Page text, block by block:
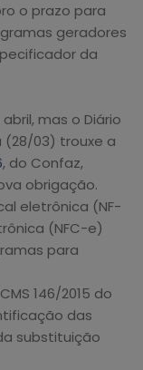
o prazo para
geradores
da
mas o Diário
(28/03) trouxe a
, do Confaz,
obrigação.
eletrônica (NF-
(NFC-e)
para
146/2015 do
das
substituição